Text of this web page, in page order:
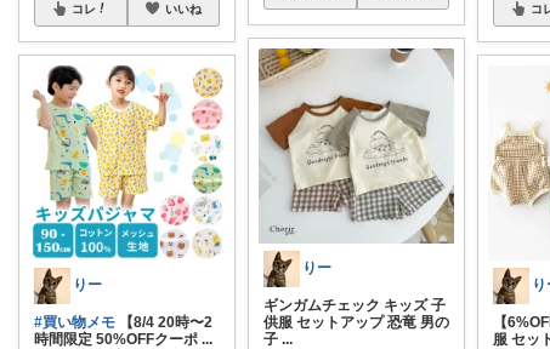
コレ いいね
りー
#買い物メモ 【8/4 20時〜2
時間限定 50%OFFクーポ ...
りー
ギンガムチェック キッズ 子
供服 セットアップ 恐竜 男の
子...
コ
【
服 セッ